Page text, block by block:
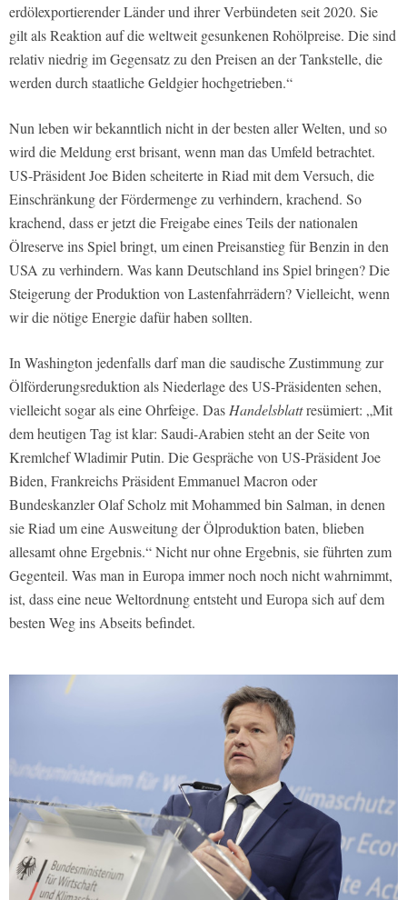
erdölexportierender Länder und ihrer Verbündeten seit 2020. Sie
gilt als Reaktion auf die weltweit gesunkenen Rohölpreise. Die sind
relativ niedrig im Gegensatz zu den Preisen an der Tankstelle, die
werden durch staatliche Geldgier hochgetrieben.“
Nun leben wir bekanntlich nicht in der besten aller Welten, und so
wird die Meldung erst brisant, wenn man das Umfeld betrachtet.
US-Präsident Joe Biden scheiterte in Riad mit dem Versuch, die
Einschränkung der Fördermenge zu verhindern, krachend. So
krachend, dass er jetzt die Freigabe eines Teils der nationalen
Ölreserve ins Spiel bringt, um einen Preisanstieg für Benzin in den
USA zu verhindern. Was kann Deutschland ins Spiel bringen? Die
Steigerung der Produktion von Lastenfahrrädern? Vielleicht, wenn
wir die nötige Energie dafür haben sollten.
In Washington jedenfalls darf man die saudische Zustimmung zur
Ölförderungsreduktion als Niederlage des US-Präsidenten sehen,
vielleicht sogar als eine Ohrfeige. Das Handelsblattresümiert: „Mit
dem heutigen Tag ist klar: Saudi-Arabien steht an der Seite von
Kremlchef Wladimir Putin. Die Gespräche von US-Präsident Joe
Biden, Frankreichs Präsident Emmanuel Macron oder
Bundeskanzler Olaf Scholz mit Mohammed bin Salman, in denen
sie Riad um eine Ausweitung der Ölproduktion baten, blieben
allesamt ohne Ergebnis.“ Nicht nur ohne Ergebnis, sie führten zum
Gegenteil. Was man in Europa immer noch noch nicht wahrnimmt,
ist, dass eine neue Weltordnung entsteht und Europa sich auf dem
besten Weg ins Abseits befindet.